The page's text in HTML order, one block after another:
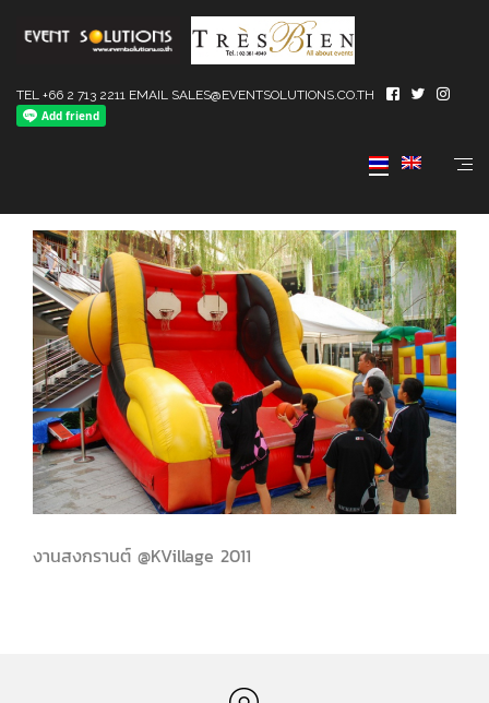
TEL +66 2 713 2211 EMAIL SALES@EVENTSOLUTIONS.CO.TH
งานสงกรานต์ @KVillage 2011
งานสงกรานต์ @KVillage 2011